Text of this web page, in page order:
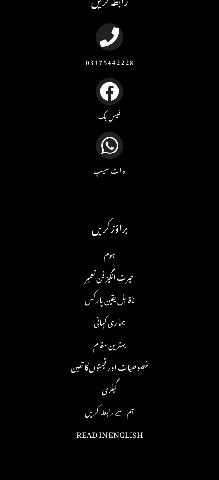
03175442228
فیس بک
واٹ سیپ
براؤز کریں
ہوم
حیرت انگیز فن تعمیر
ناقابل یقین پارکس
ہماری کہانی
بہترین مقام
خصوصیات اور قیمتوں کا تعین
گیلری
ہم سے رابطہ کریں
READ IN ENGLISH